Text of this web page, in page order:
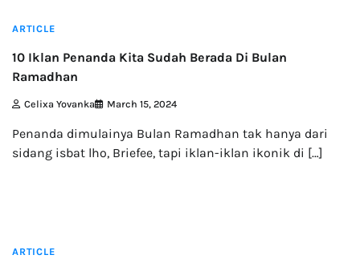
ARTICLE
10 Iklan Penanda Kita Sudah Berada Di Bulan
Ramadhan
Celixa Yovanka March 15, 2024
Penanda dimulainya Bulan Ramadhan tak hanya dari
sidang isbat lho, Briefee, tapi iklan-iklan ikonik di […]
ARTICLE